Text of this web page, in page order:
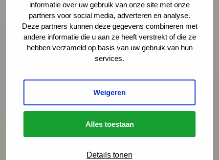
informatie over uw gebruik van onze site met onze
partners voor social media, adverteren en analyse.
Deze partners kunnen deze gegevens combineren met
andere informatie die u aan ze heeft verstrekt of die ze
hebben verzameld op basis van uw gebruik van hun
services.
Weigeren
Alles toestaan
Details tonen
Schrijf je in
Interventies
Onderzoek